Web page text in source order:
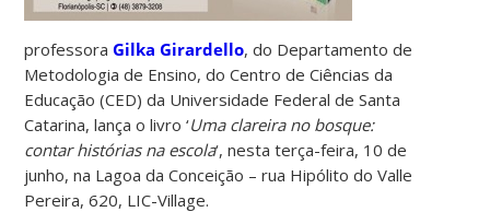
professoraGilka Girardello, do Departamento de
Metodologia de Ensino, do Centro de Ciências da
Educação (CED) da Universidade Federal de Santa
Catarina, lança o livro ‘Uma clareira no bosque:
contar histórias na escola‘, nesta terça-feira, 10 de
junho, na Lagoa da Conceição – rua Hipólito do Valle
Pereira, 620, LIC-Village.